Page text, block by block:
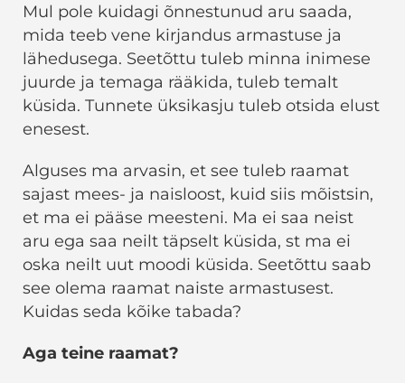
Mul pole kuidagi õnnestunud aru saada,
mida teeb vene kirjandus armastuse ja
lähedusega. Seetõttu tuleb minna inimese
juurde ja temaga rääkida, tuleb temalt
küsida. Tunnete üksikasju tuleb otsida elust
enesest.
Alguses ma arvasin, et see tuleb raamat
sajast mees- ja naisloost, kuid siis mõistsin,
et ma ei pääse meesteni. Ma ei saa neist
aru ega saa neilt täpselt küsida, st ma ei
oska neilt uut moodi küsida. Seetõttu saab
see olema raamat naiste armastusest.
Kuidas seda kõike tabada?
Aga teine raamat?